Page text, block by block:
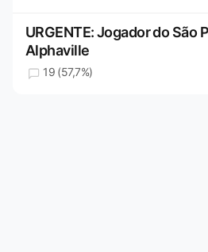
URGENTE: Jogador do São
Alphaville
19 (57,7%)